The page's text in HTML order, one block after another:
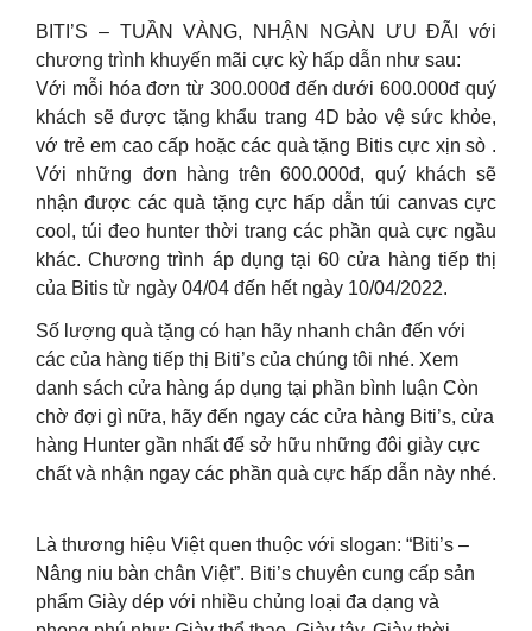
BITI’S – TUẦN VÀNG, NHẬN NGÀN ƯU ĐÃI với
chương trình khuyến mãi cực kỳ hấp dẫn như sau:
Với mỗi hóa đơn từ 300.000đ đến dưới 600.000đ quý
khách sẽ được tặng khẩu trang 4D bảo vệ sức khỏe,
vớ trẻ em cao cấp hoặc các quà tặng Bitis cực xịn sò .
Với những đơn hàng trên 600.000đ, quý khách sẽ
nhận được các quà tặng cực hấp dẫn túi canvas cực
cool, túi đeo hunter thời trang các phần quà cực ngầu
khác. Chương trình áp dụng tại 60 cửa hàng tiếp thị
của Bitis từ ngày 04/04 đến hết ngày 10/04/2022.
Số lượng quà tặng có hạn hãy nhanh chân đến với
các của hàng tiếp thị Biti’s của chúng tôi nhé. Xem
danh sách cửa hàng áp dụng tại phần bình luận Còn
chờ đợi gì nữa, hãy đến ngay các cửa hàng Biti’s, cửa
hàng Hunter gần nhất để sở hữu những đôi giày cực
chất và nhận ngay các phần quà cực hấp dẫn này nhé.
Là thương hiệu Việt quen thuộc với slogan: “Biti’s –
Nâng niu bàn chân Việt”. Biti’s chuyên cung cấp sản
phẩm Giày dép với nhiều chủng loại đa dạng và